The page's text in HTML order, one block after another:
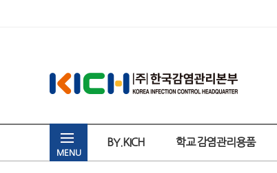
MENU
BY.KICH 학교 감염관리용품